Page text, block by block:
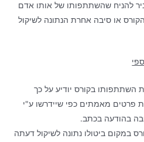
להניח שהשתתפותו של אותו אדם
או סיבה אחרת הנתונה לשיקול
בקורס יודיע על כך
פרטים מאמתים כפי שיידרשו ע"י
בהודעה בכתב.
במקום ביטולו נתונה לשיקול דעתה